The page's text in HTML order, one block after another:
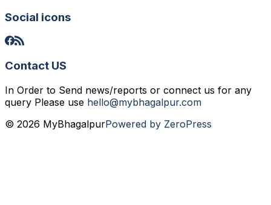
Social icons
Contact US
In Order to Send news/reports or connect us for any
query Please use hello@mybhagalpur.com
© 2026 MyBhagalpurPowered by ZeroPress